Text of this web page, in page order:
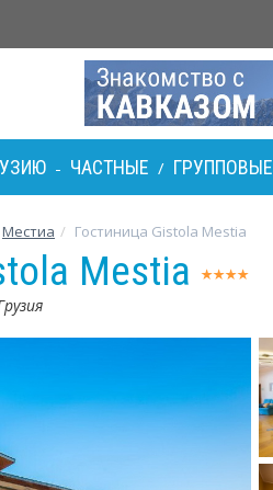
- ЧАСТНЫЕ / ГРУППОВЫЕ
Местиа Гостиница Gistola Mestia
Mestia